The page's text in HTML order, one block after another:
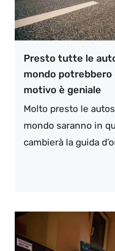
Presto tutte le
mondo potrebbero
motivo è geniale
Molto presto le
mondo saranno in
cambierà la guida